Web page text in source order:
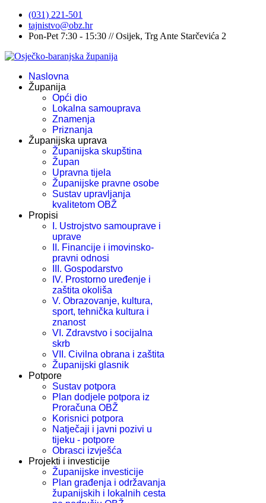
(031) 221-501
tajnistvo@obz.hr
Pon-Pet 7:30 - 15:30 // Osijek, Trg Ante Starčevića 2
Naslovna
Županija
Opći dio
Lokalna samouprava
Znamenja
Priznanja
Županijska uprava
Županijska skupština
Župan
Upravna tijela
Županijske pravne osobe
Sustav upravljanja
kvalitetom OBŽ
Propisi
I. Ustrojstvo samouprave i
uprave
II. Financije i imovinsko-
pravni odnosi
III. Gospodarstvo
IV. Prostorno uređenje i
zaštita okoliša
V. Obrazovanje, kultura,
sport, tehnička kultura i
znanost
VI. Zdravstvo i socijalna
skrb
VII. Civilna obrana i zaštita
Županijski glasnik
Potpore
Sustav potpora
Plan dodjele potpora iz
Proračuna OBŽ
Korisnici potpora
Natječaji i javni pozivi u
tijeku - potpore
Obrasci izvješća
Projekti i investicije
Županijske investicije
Plan građenja i održavanja
županijskih i lokalnih cesta